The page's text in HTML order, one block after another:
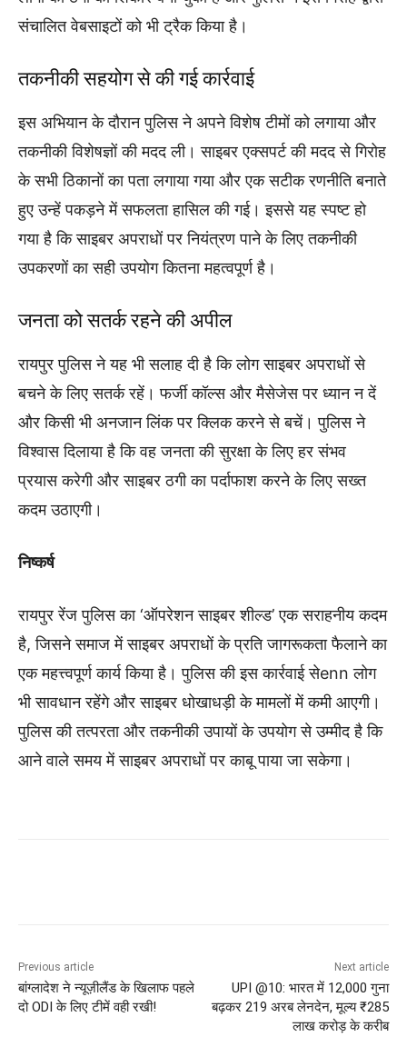
संचालित वेबसाइटों को भी ट्रैक किया है।
तकनीकी सहयोग से की गई कार्रवाई
इस अभियान के दौरान पुलिस ने अपने विशेष टीमों को लगाया और
तकनीकी विशेषज्ञों की मदद ली। साइबर एक्सपर्ट की मदद से गिरोह
के सभी ठिकानों का पता लगाया गया और एक सटीक रणनीति बनाते
हुए उन्हें पकड़ने में सफलता हासिल की गई। इससे यह स्पष्ट हो
गया है कि साइबर अपराधों पर नियंत्रण पाने के लिए तकनीकी
उपकरणों का सही उपयोग कितना महत्वपूर्ण है।
जनता को सतर्क रहने की अपील
रायपुर पुलिस ने यह भी सलाह दी है कि लोग साइबर अपराधों से
बचने के लिए सतर्क रहें। फर्जी कॉल्स और मैसेजेस पर ध्यान न दें
और किसी भी अनजान लिंक पर क्लिक करने से बचें। पुलिस ने
विश्वास दिलाया है कि वह जनता की सुरक्षा के लिए हर संभव
प्रयास करेगी और साइबर ठगी का पर्दाफाश करने के लिए सख्त
कदम उठाएगी।
निष्कर्ष
रायपुर रेंज पुलिस का ‘ऑपरेशन साइबर शील्ड’ एक सराहनीय कदम
है, जिसने समाज में साइबर अपराधों के प्रति जागरूकता फैलाने का
एक महत्त्वपूर्ण कार्य किया है। पुलिस की इस कार्रवाई सेenn लोग
भी सावधान रहेंगे और साइबर धोखाधड़ी के मामलों में कमी आएगी।
पुलिस की तत्परता और तकनीकी उपायों के उपयोग से उम्मीद है कि
आने वाले समय में साइबर अपराधों पर काबू पाया जा सकेगा।
Previous article
बांग्लादेश ने न्यूज़ीलैंड के खिलाफ पहले
दो ODI के लिए टीमें वही रखी!
Next article
UPI @10: भारत में 12,000 गुना
बढ़कर 219 अरब लेनदेन, मूल्य ₹285
लाख करोड़ के करीब